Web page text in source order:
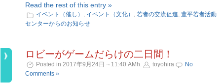
Read the rest of this entry »
イベント（催し） , イベント（文化） , 若者の交流促進, 豊平若者活動
センターからのお知らせ
ロビーがゲームだらけの二日間！
Posted in 2017年9月24日 ¬ 11:40 AMh. toyohira
No
Comments »